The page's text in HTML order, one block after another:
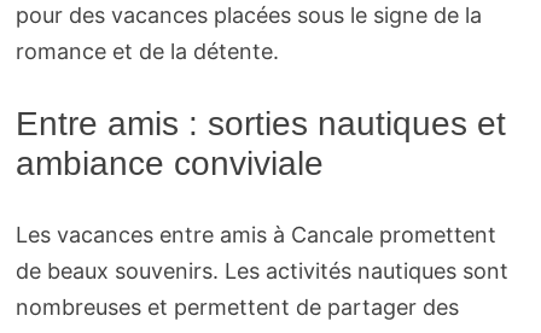
pour des vacances placées sous le signe de la
romance et de la détente.
Entre amis : sorties nautiques et
ambiance conviviale
Les vacances entre amis à Cancale promettent
de beaux souvenirs. Les activités nautiques sont
nombreuses et permettent de partager des